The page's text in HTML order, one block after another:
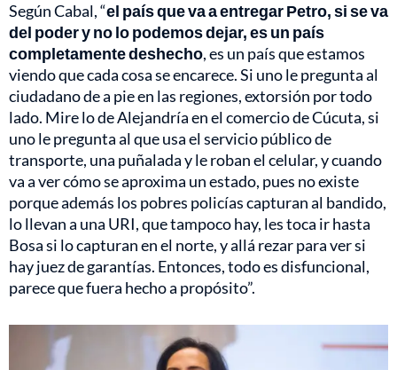
Según Cabal, “el país que va a entregar Petro, si se va
del poder y no lo podemos dejar, es un país
completamente deshecho, es un país que estamos
viendo que cada cosa se encarece. Si uno le pregunta al
ciudadano de a pie en las regiones, extorsión por todo
lado. Mire lo de Alejandría en el comercio de Cúcuta, si
uno le pregunta al que usa el servicio público de
transporte, una puñalada y le roban el celular, y cuando
va a ver cómo se aproxima un estado, pues no existe
porque además los pobres policías capturan al bandido,
lo llevan a una URI, que tampoco hay, les toca ir hasta
Bosa si lo capturan en el norte, y allá rezar para ver si
hay juez de garantías. Entonces, todo es disfuncional,
parece que fuera hecho a propósito”.